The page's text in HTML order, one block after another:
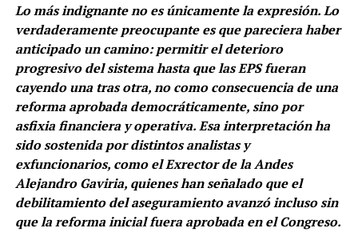
Lo más indignante no es únicamente la expresión. Lo
verdaderamente preocupante es que pareciera haber
anticipado un camino: permitir el deterioro
progresivo del sistema hasta que las EPS fueran
cayendo una tras otra, no como consecuencia de una
reforma aprobada democráticamente, sino por
asfixia financiera y operativa. Esa interpretación ha
sido sostenida por distintos analistas y
exfuncionarios, como el Exrector de la Andes
Alejandro Gaviria, quienes han señalado que el
debilitamiento del aseguramiento avanzó incluso sin
que la reforma inicial fuera aprobada en el Congreso.